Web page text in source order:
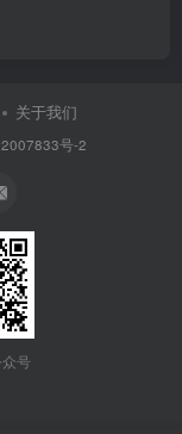
关于我们
号-2
号